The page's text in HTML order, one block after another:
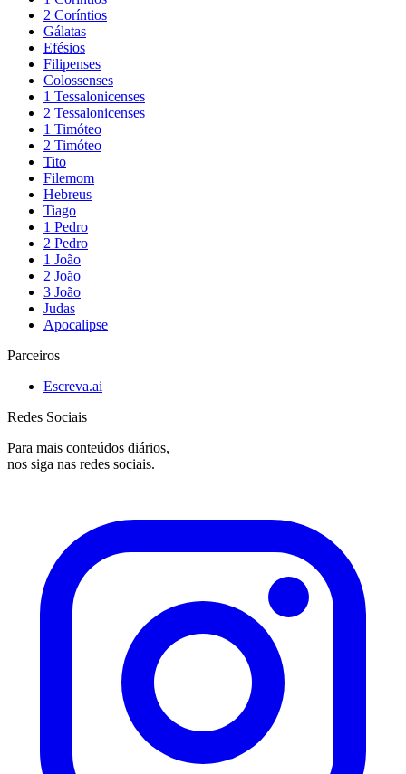
2 Coríntios
Gálatas
Efésios
Filipenses
Colossenses
1 Tessalonicenses
2 Tessalonicenses
1 Timóteo
2 Timóteo
Tito
Filemom
Hebreus
Tiago
1 Pedro
2 Pedro
1 João
2 João
3 João
Judas
Apocalipse
Parceiros
Escreva.ai
Redes Sociais
Para mais conteúdos diários,
nos siga nas redes sociais.